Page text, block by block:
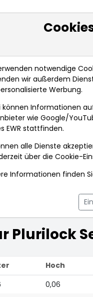
Markt-
Inc. Aktienkurse
Inc.
Plurilock
Hoch
0,06
notwendige
wir außerdem
Werbung.
können Informationen
wie Google/
EWR stattfinden.
alle Dienste
über die Cookie-
Informationen finden